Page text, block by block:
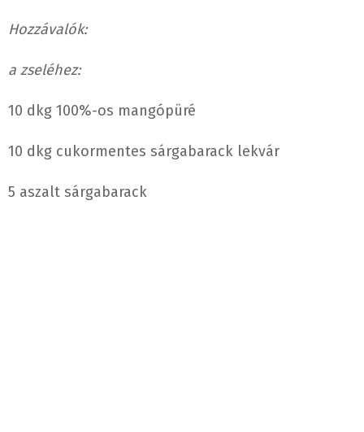
Hozzávalók:
a zseléhez:
10 dkg 100%-os mangópüré
10 dkg cukormentes sárgabarack lekvár
5 aszalt sárgabarack